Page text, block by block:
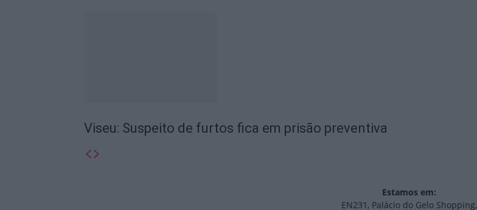
Viseu: Suspeito de furtos fica em prisão preventiva
Estamos em:
EN231, Palácio do Gelo Shopping,